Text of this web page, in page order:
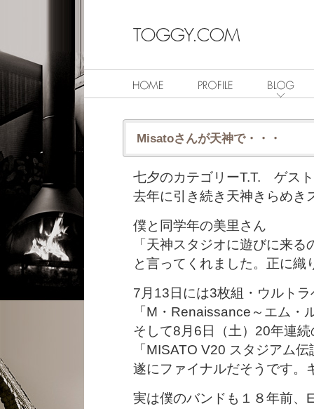
Misatoさんが天神で・・・
七夕のカテゴリーT.T. ゲス
去年に引き続き天神きらめき
僕と同学年の美里さん
「天神スタジオに遊びに来
と言ってくれました。正に織
7月13日には3枚組・ウルト
「M・Renaissance～エム・
そして8月6日（土）20年連
「MISATO V20 スタジアム
遂にファイナルだそうです。
実は僕のバンドも１８年前、